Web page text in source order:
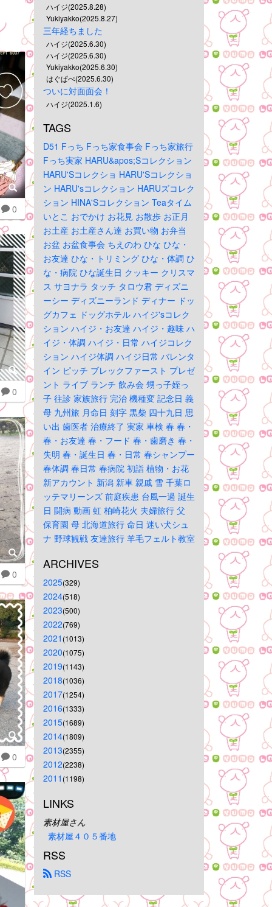
0
0
0
0
ハイジ(2025.8.28)
Yukiyakko(2025.8.27)
三年経ちました
ハイジ(2025.6.30)
ハイジ(2025.6.30)
Yukiyakko(2025.6.30)
はぐぱぺ(2025.6.30)
ついに対面面会！
ハイジ(2025.1.6)
TAGS
D51 Fっち Fっち家食事会 Fっち家旅行
Fっち実家 HARU&apos;Sコレクション
HARU'Sコレクショ HARU'Sコレクショ
ン HARU'sコレクション HARUズコレク
ション HINA'Sコレクション Teaタイム
いとこ おでかけ お花見 お散歩 お正月
お土産 お土産さん達 お買い物 お弁当
お盆 お盆食事会 ちえのわ ひな ひな・
お友達 ひな・トリミング ひな・体調 ひ
な・病院 ひな誕生日 クッキー クリスマ
ス サヨナラ タッチ タロウ君 ディズニ
ーシー ディズニーランド ディナー ドッ
グカフェ ドッグホテル ハイジ'sコレク
ション ハイジ・お友達 ハイジ・趣味 ハ
イジ・体調 ハイジ・日常 ハイジコレク
ション ハイジ体調 ハイジ日常 バレンタ
イン ピッチ ブレックファースト プレゼ
ント ライブ ランチ 飲み会 甥っ子姪っ
子 往診 家族旅行 完治 機種変 記念日 義
母 九州旅 月命日 刻字 黒柴 四十九日 思
い出 歯医者 治療終了 実家 車検 春 春・
春・お友達 春・フード 春・歯磨き 春・
失明 春・誕生日 春・日常 春シャンプー
春体調 春日常 春病院 初詣 植物・お花
新アカウント 新潟 新車 親戚 雪 千葉ロ
ッテマリーンズ 前庭疾患 台風一過 誕生
日 闘病 動画 虹 柏崎花火 夫婦旅行 父
保育園 母 北海道旅行 命日 迷い犬シュ
ナ 野球観戦 友達旅行 羊毛フェルト教室
ARCHIVES
2025(329)
2024(518)
2023(500)
2022(769)
2021 (1013)
2020(1075)
2019(1143)
2018(1036)
2017(1254)
2016(1333)
2015(1689)
2014(1809)
2013(2355)
2012(2238)
2011 (1198)
LINKS
素材屋さん
素材屋４０５番地
RSS
RSS